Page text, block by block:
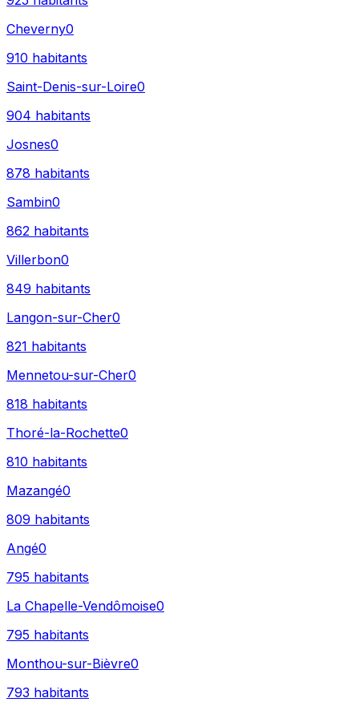
Cheverny0
910 habitants
Saint-Denis-sur-Loire0
904 habitants
Josnes0
878 habitants
Sambin0
862 habitants
Villerbon0
849 habitants
Langon-sur-Cher0
821 habitants
Mennetou-sur-Cher0
818 habitants
Thoré-la-Rochette0
810 habitants
Mazangé0
809 habitants
Angé0
795 habitants
La Chapelle-Vendômoise0
795 habitants
Monthou-sur-Bièvre0
793 habitants